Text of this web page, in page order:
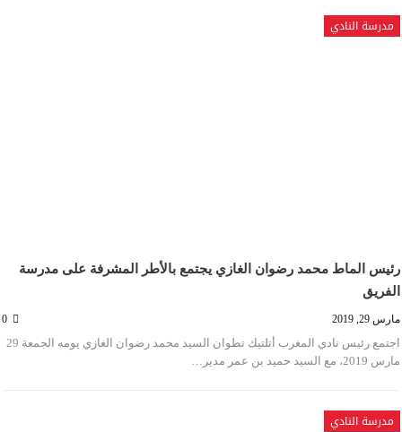
مدرسة النادي
رئيس الماط محمد رضوان الغازي يجتمع بالأطر المشرفة على مدرسة
الفريق
مارس 29, 2019
اجتمع رئيس نادي المغرب أتلتيك تطوان السيد محمد رضوان الغازي يومه الجمعة 29
مارس 2019، مع السيد حميد بن عمر مدير…
مدرسة النادي